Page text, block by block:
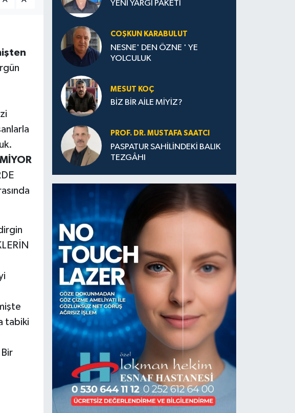
tabiki
YENİ YARGI PAKETİ
COŞKUN KARABULUT
NESNE' DEN ÖZNE ' YE
YOLCULUK
MESUT KOÇ
BİZ BİR AİLE MİYİZ?
PROF. DR. MUSTAFA SAATCI
PASPATUR SAHİLİNDEKİ BALIK
TEZGÂHI